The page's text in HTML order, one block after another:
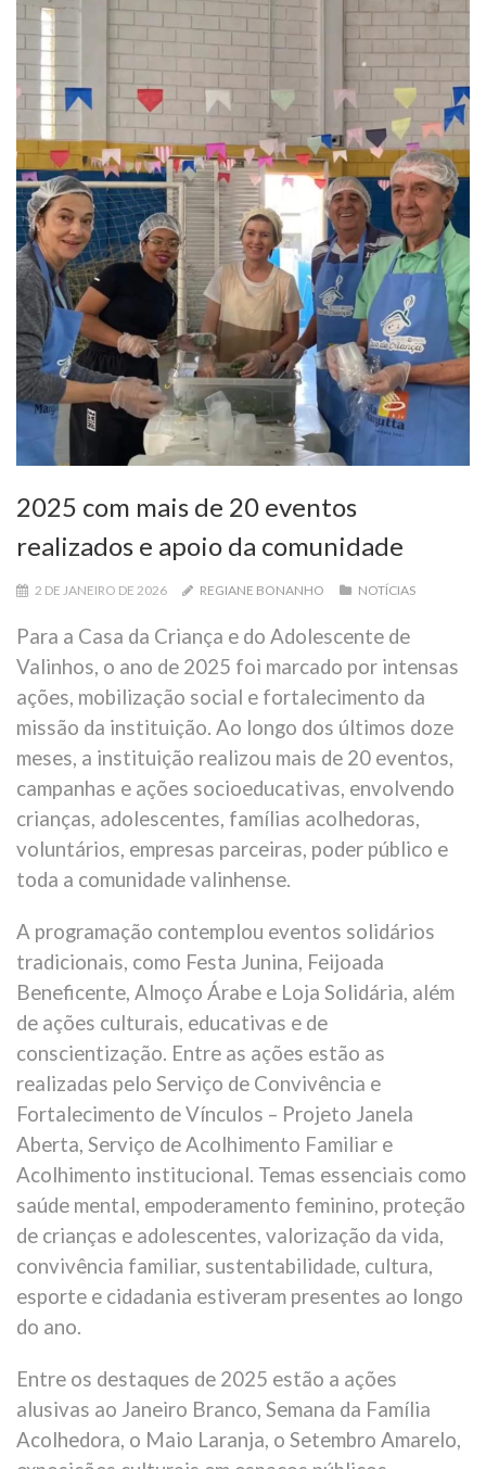
2025 com mais de 20 eventos
realizados e apoio da comunidade
2 DE JANEIRO DE 2026 REGIANE BONANHO NOTÍCIAS
Para a Casa da Criança e do Adolescente de
Valinhos, o ano de 2025 foi marcado por intensas
ações, mobilização social e fortalecimento da
missão da instituição. Ao longo dos últimos doze
meses, a instituição realizou mais de 20 eventos,
campanhas e ações socioeducativas, envolvendo
crianças, adolescentes, famílias acolhedoras,
voluntários, empresas parceiras, poder público e
toda a comunidade valinhense.
A programação contemplou eventos solidários
tradicionais, como Festa Junina, Feijoada
Beneficente, Almoço Árabe e Loja Solidária, além
de ações culturais, educativas e de
conscientização. Entre as ações estão as
realizadas pelo Serviço de Convivência e
Fortalecimento de Vínculos – Projeto Janela
Aberta, Serviço de Acolhimento Familiar e
Acolhimento institucional. Temas essenciais como
saúde mental, empoderamento feminino, proteção
de crianças e adolescentes, valorização da vida,
convivência familiar, sustentabilidade, cultura,
esporte e cidadania estiveram presentes ao longo
do ano.
Entre os destaques de 2025 estão a ações
alusivas ao Janeiro Branco, Semana da Família
Acolhedora, o Maio Laranja, o Setembro Amarelo,